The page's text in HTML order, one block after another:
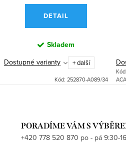
DETAIL
Skladem
Dostupné varianty + další
Kód: 252870-A089/34
Kód:
PORADÍME VÁM S
+420 778 520 870 po - pá 9:30-